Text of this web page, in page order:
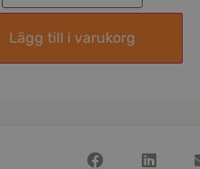
Lägg till i varukorg